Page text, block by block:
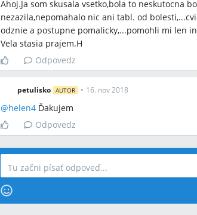
Ahoj.Ja som skusala vsetko,bola to neskutocna
nezazila,nepomahalo nic ani tabl. od
odznie a postupne pomalicky,...pomohli mi len
Vela stasia prajem.H
Odpovedz
petulisko AUTOR • 16. nov 2018
@helen4 Ďakujem
Odpovedz